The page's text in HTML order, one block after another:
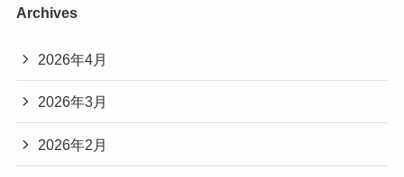
Archives
2026年4月
2026年3月
2026年2月